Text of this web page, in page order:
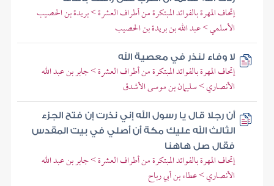
إتحاف المهرة بالفوائد المبتكرة من أطراف العشرة > بريدة بن الحصيب
الأسلمي > عبد الله بن بريدة بن الحصيب
لا وفاء لنذر في معصية الله
إتحاف المهرة بالفوائد المبتكرة من أطراف العشرة > جابر بن عبد الله
الأنصاري > سليمان بن موسى الأشدق
أن رجلا قال يا رسول الله إني نذرت إن فتح الجزء
الثالث الله عليك مكة أن أصلي في بيت المقدس
فقال صل هاهنا
إتحاف المهرة بالفوائد المبتكرة من أطراف العشرة > جابر بن عبد الله
الأنصاري > عطاء بن أبي رباح